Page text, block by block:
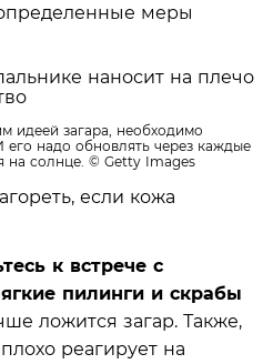
меры
идеей загара, необходимо
его надо обновлять через каждые
на солнце. © Getty Images
если кожа
к встрече с
пилинги и скрабы
ложится загар. Также,
реагирует на